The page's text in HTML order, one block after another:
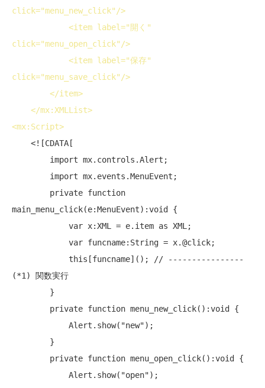
click="menu_new_click"/>
<item label
click="menu_open_click"/>
<item label
click="menu_save_click"/>
</item>
</mx:XMLList>
<mx:Script>
main_menu_click(e:MenuEvent):void {
(*1) 関数実行